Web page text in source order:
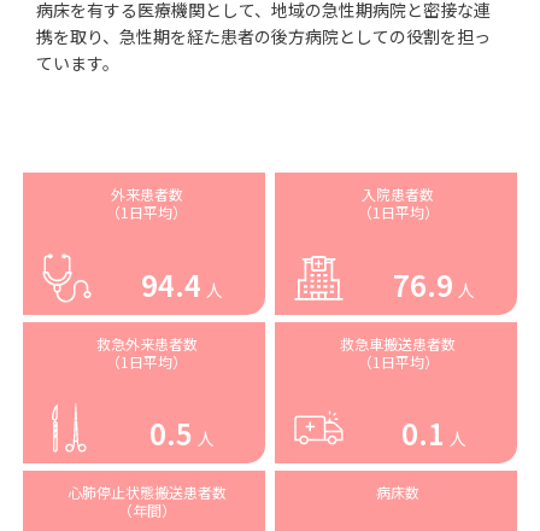
病床を有する医療機関として、地域の急性期病院と密接な連
携を取り、急性期を経た患者の後方病院としての役割を担っ
ています。
外来患者数
（1日平均）
94.4 人
入院患者数
（1日平均）
76.9 人
救急外来患者数
（1日平均）
0.5 人
救急車搬送患者数
（1日平均）
0.1 人
心肺停止状態搬送患者数
（年間）
病床数